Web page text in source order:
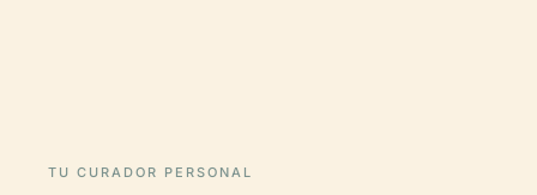
TU CURADOR PERSONAL